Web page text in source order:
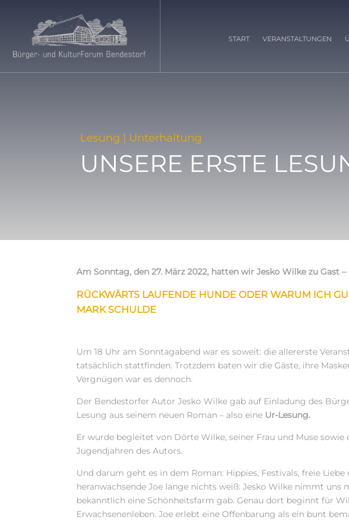
START VERANSTALTUNGEN
Lesung | Unterhaltung
UNSERE ERSTE
Am Sonntag, den 27. März 2022, hatten wir Jesko Wilke zu Gast
RÜCKWÄRTS LAUFENDE HUNDE ODER WARUM ICH
MARK SCHULDE
Um 18 Uhr am Sonntagabend war es soweit: die allererste
tatsächlich stattfinden. Trotzdem baten wir die Gäste, ihre
Vergnügen war es dennoch.
Der Bendestorfer Autor Jesko Wilke gab auf Einladung des
Lesung aus seinem neuen Roman – also eine Ur-Lesung.
Er wurde begleitet von Dörte Wilke, seiner Frau und Muse
Jugendjahren des Autors.
Und darum geht es in dem Roman: Hippies, Festivals, freie
heranwachsende Joe lange nichts weiß: Jesko Wilke nimmt uns
bekanntlich eine Schönheitsfarm gab. Genau dort beginnt für
Erwachsenenleben. Joe erlebt eine Offenbarung als ein bunt